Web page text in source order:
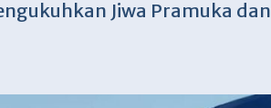
Jiwa Pramuka dan